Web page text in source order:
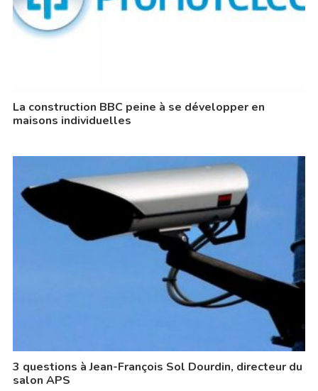
La construction BBC peine à se développer en
maisons individuelles
3 questions à Jean-François Sol Dourdin, directeur du
salon APS